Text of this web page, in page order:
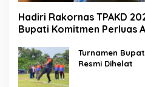
Hadiri Rakornas TPAKD
Bupati Komitmen Perluas
Turnamen
Resmi Dihelat